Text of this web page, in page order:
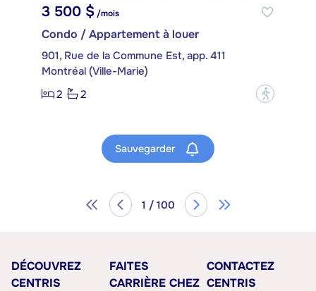
3 500 $/mois
Condo / Appartement à louer
901, Rue de la Commune Est, app. 411
Montréal (Ville-Marie)
2
2 ?
Sauvegarder
1 / 100
DÉCOUVREZ
CENTRIS
FAITES
CARRIÈRE CHEZ
CONTACTEZ
CENTRIS